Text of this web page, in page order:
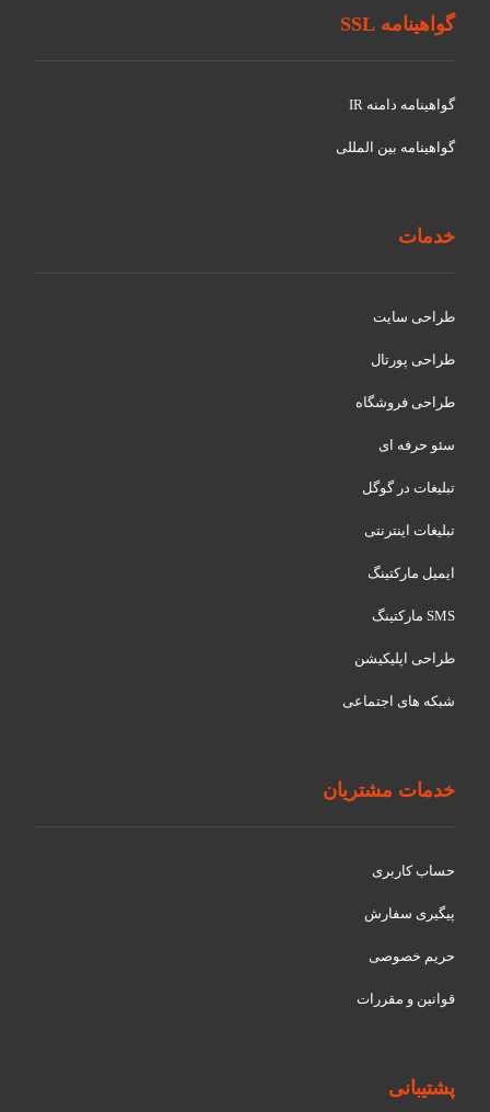
گواهینامه SSL
گواهينامه دامنه IR
گواهينامه بین المللی
خدمات
طراحی سایت
طراحی پورتال
طراحی فروشگاه
سئو حرفه ای
تبلیغات در گوگل
تبلیغات اینترنتی
ایمیل مارکتینگ
SMS مارکتینگ
طراحی اپلیکیشن
شبکه های اجتماعی
خدمات مشتریان
حساب کاربری
پیگیری سفارش
حریم خصوصی
قوانین و مقررات
پشتیبانی